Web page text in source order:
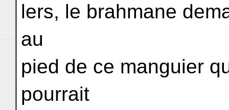
lers, le brahmane
au
pied de ce manguier
pourrait